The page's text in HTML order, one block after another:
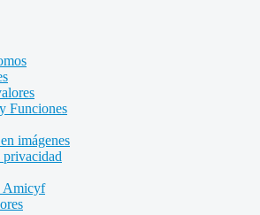
Funciones
imágenes
Amicyf